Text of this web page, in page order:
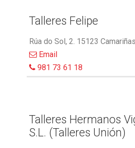
Talleres Felipe
Rúa do Sol, 2. 15123
Email
981 73 61 18
Talleres Hermanos
S.L. (Talleres Unión)